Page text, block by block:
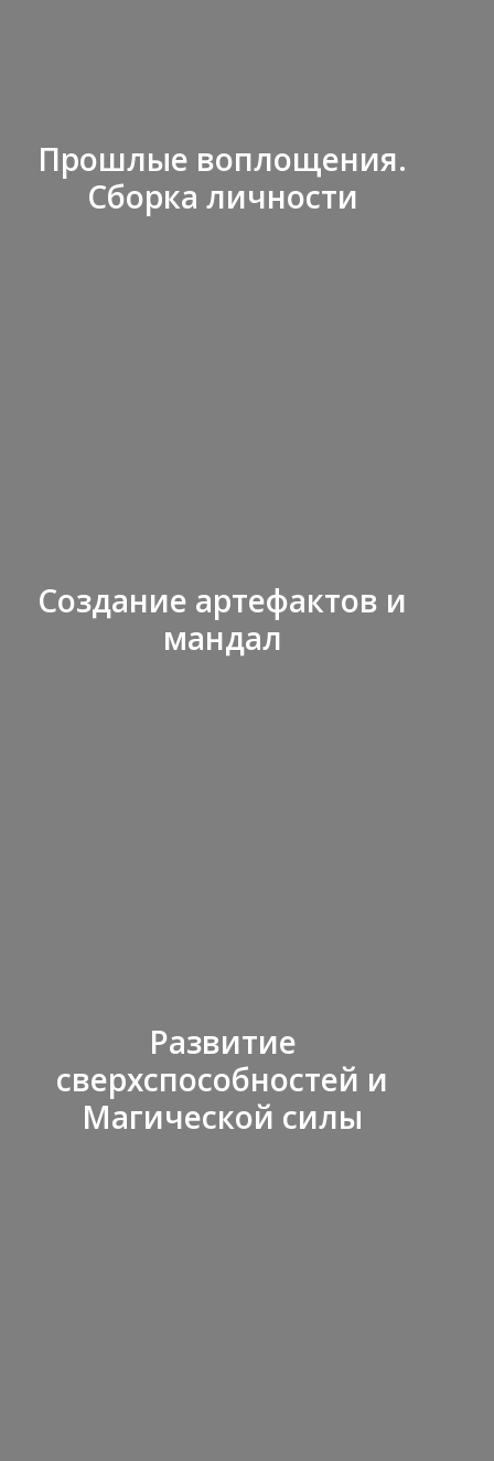
Прошлые воплощения.
Сборка личности
Создание артефактов и
мандал
Развитие
сверхспособностей и
Магической силы